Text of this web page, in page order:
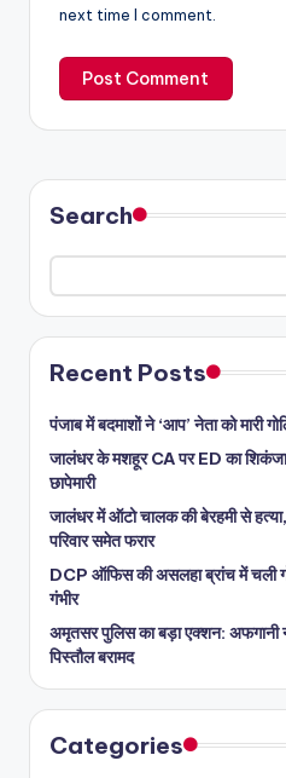
next time I comment.
Search
Recent Posts
पंजाब में बदमाशों ने ‘आप’ नेता को मारी
जालंधर के मशहूर CA पर ED का
छापेमारी
जालंधर में ऑटो चालक की बेरहमी से
परिवार समेत फरार
DCP ऑफिस की असलहा ब्रांच में चली
गंभीर
अमृतसर पुलिस का बड़ा एक्शन: अफगानी
पिस्तौल बरामद
Categories